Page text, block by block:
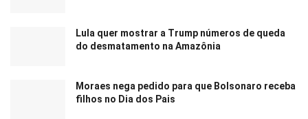
Lula quer mostrar a Trump números de queda
do desmatamento na Amazônia
Moraes nega pedido para que Bolsonaro receba
filhos no Dia dos Pais